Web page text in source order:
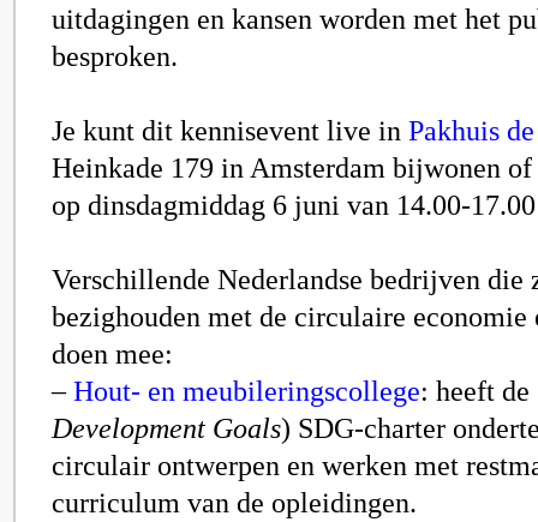
uitdagingen en kansen worden met het
besproken.
Je kunt dit kennisevent live in Pakhuis
Heinkade 179 in Amsterdam bijwonen
op dinsdagmiddag 6 juni van 14.00-
Verschillende Nederlandse bedrijven die
bezighouden met de circulaire economie
doen mee:
–Hout- en meubileringscollege: heeft de
Development Goals) SDG-charter
circulair ontwerpen en werken met
curriculum van de opleidingen.